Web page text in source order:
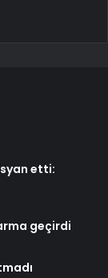
etti:
geçirdi